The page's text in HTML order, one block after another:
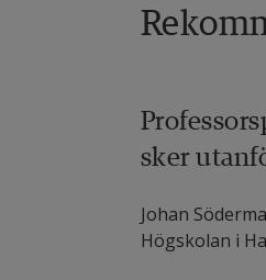
sker
Johan
Högskolan i